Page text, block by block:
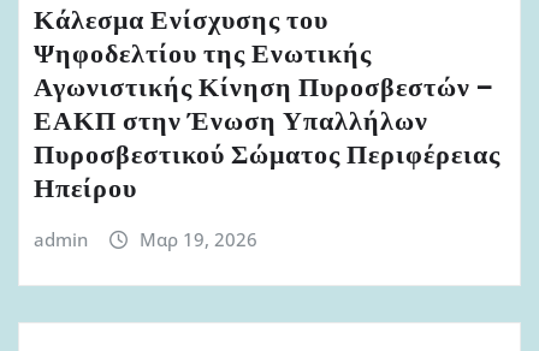
Κάλεσμα Ενίσχυσης του
Ψηφοδελτίου της Ενωτικής
Αγωνιστικής Κίνηση Πυροσβεστών –
ΕΑΚΠ στην Ένωση Υπαλλήλων
Πυροσβεστικού Σώματος Περιφέρειας
Ηπείρου
admin Μαρ 19, 2026